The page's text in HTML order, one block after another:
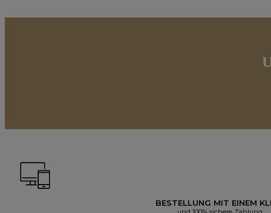
BESTELLUNG MIT EINEM